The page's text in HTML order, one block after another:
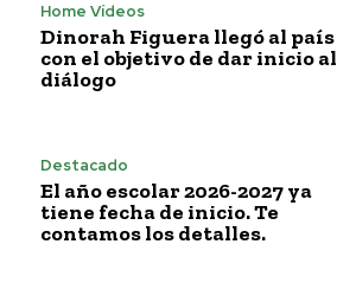
Home Vídeos
Dinorah Figuera llegó al país
con el objetivo de dar inicio al
diálogo
Destacado
El año escolar 2026-2027 ya
tiene fecha de inicio. Te
contamos los detalles.